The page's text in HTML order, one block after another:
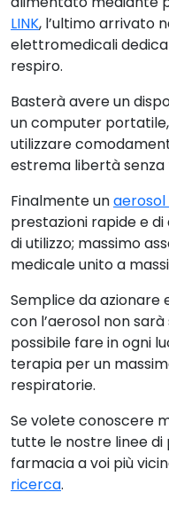
LINK, l’ultimo arrivato
elettromedicali
respiro.
Basterà avere un
un computer
utilizzare
estrema libertà senza
Finalmente unaerosol
prestazioni rapide e
di utilizzo; massimo
medicale unito a
Semplice da azionare
con l’aerosol non
possibile fare in ogni
terapia per un
respiratorie.
Se volete conoscere
tutte le nostre linee
farmacia a voi più
ricerca.